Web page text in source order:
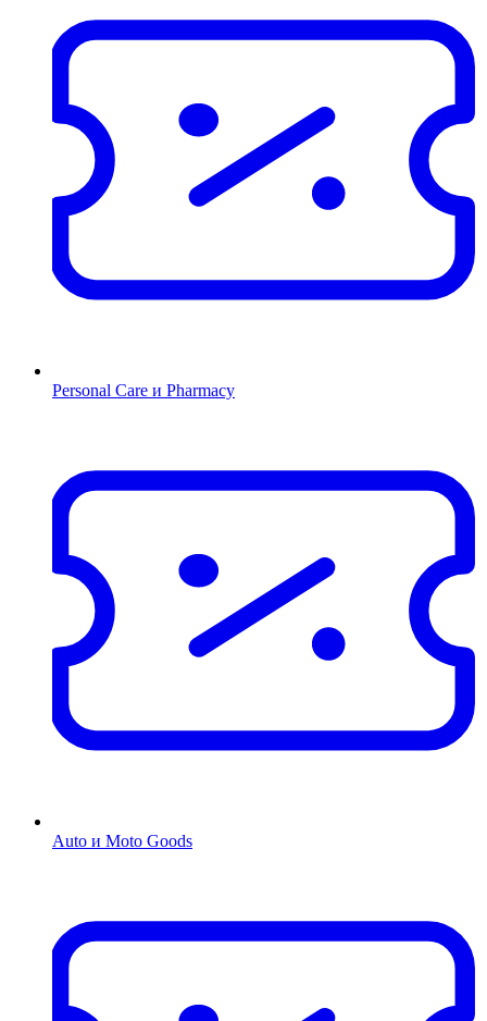
Personal Care и Pharmacy
Auto и Moto Goods